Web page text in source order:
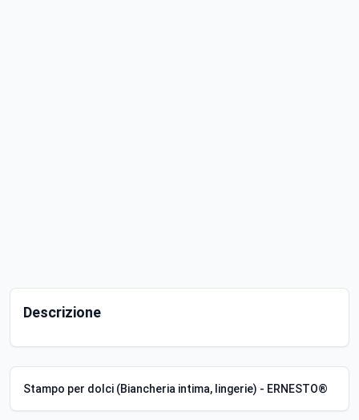
Descrizione
Stampo per dolci (Biancheria intima, lingerie) - ERNESTO®